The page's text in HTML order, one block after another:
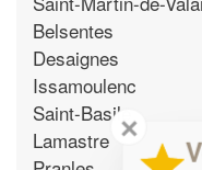
Belsentes
Desaignes
Issamoulenc
Saint-Basile
Lamastre ✕